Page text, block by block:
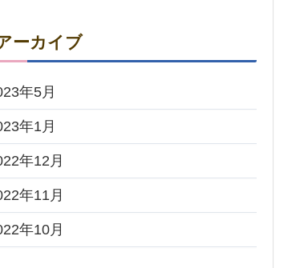
ーカイブ
年5月
年1月
年12月
年11月
年10月